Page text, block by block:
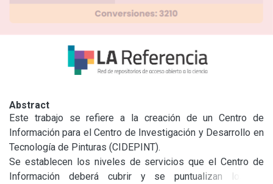
Abstract
Este trabajo se refiere a la creación de un Centro de
Información para el Centro de Investigación y Desarrollo en
Tecnología de Pinturas (CIDEPINT).
Se establecen los niveles de servicios que el Centro de
Información deberá cubrir y se puntualizan los ya